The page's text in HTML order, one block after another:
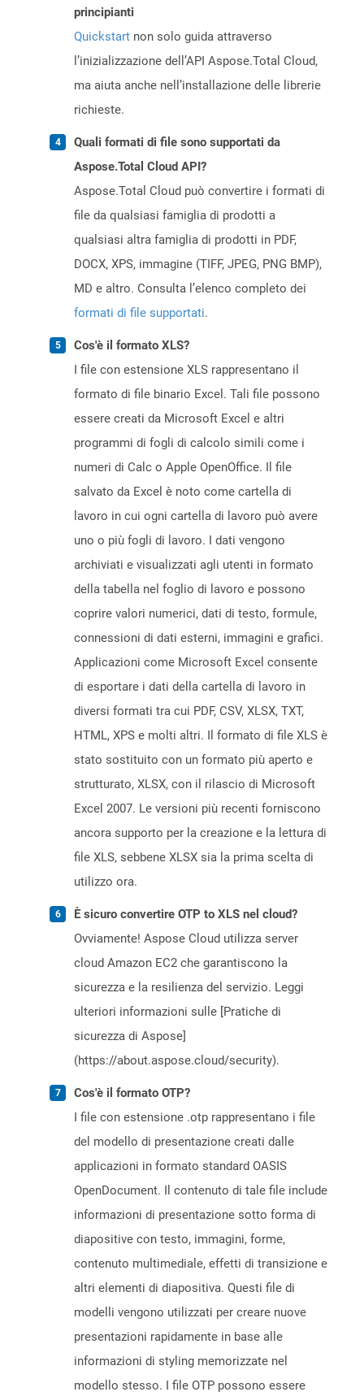
principianti
Quickstart non solo guida attraverso
l’inizializzazione dell’API Aspose.Total Cloud,
ma aiuta anche nell’installazione delle librerie
richieste.
Quali formati di file sono supportati da
Aspose.Total Cloud API?
Aspose.Total Cloud può convertire i formati di
file da qualsiasi famiglia di prodotti a
qualsiasi altra famiglia di prodotti in PDF,
DOCX, XPS, immagine (TIFF, JPEG, PNG BMP),
MD e altro. Consulta l’elenco completo dei
formati di file supportati.
Cos'è il formato XLS?
I file con estensione XLS rappresentano il
formato di file binario Excel. Tali file possono
essere creati da Microsoft Excel e altri
programmi di fogli di calcolo simili come i
numeri di Calc o Apple OpenOffice. Il file
salvato da Excel è noto come cartella di
lavoro in cui ogni cartella di lavoro può avere
uno o più fogli di lavoro. I dati vengono
archiviati e visualizzati agli utenti in formato
della tabella nel foglio di lavoro e possono
coprire valori numerici, dati di testo, formule,
connessioni di dati esterni, immagini e grafici.
Applicazioni come Microsoft Excel consente
di esportare i dati della cartella di lavoro in
diversi formati tra cui PDF, CSV, XLSX, TXT,
HTML, XPS e molti altri. Il formato di file XLS è
stato sostituito con un formato più aperto e
strutturato, XLSX, con il rilascio di Microsoft
Excel 2007. Le versioni più recenti forniscono
ancora supporto per la creazione e la lettura di
file XLS, sebbene XLSX sia la prima scelta di
utilizzo ora.
È sicuro convertire OTP to XLS nel cloud?
Ovviamente! Aspose Cloud utilizza server
cloud Amazon EC2 che garantiscono la
sicurezza e la resilienza del servizio. Leggi
ulteriori informazioni sulle [Pratiche di
sicurezza di Aspose]
(https://about.aspose.cloud/security).
Cos'è il formato OTP?
I file con estensione .otp rappresentano i file
del modello di presentazione creati dalle
applicazioni in formato standard OASIS
OpenDocument. Il contenuto di tale file include
informazioni di presentazione sotto forma di
diapositive con testo, immagini, forme,
contenuto multimediale, effetti di transizione e
altri elementi di diapositiva. Questi file di
modelli vengono utilizzati per creare nuove
presentazioni rapidamente in base alle
informazioni di styling memorizzate nel
modello stesso. I file OTP possono essere